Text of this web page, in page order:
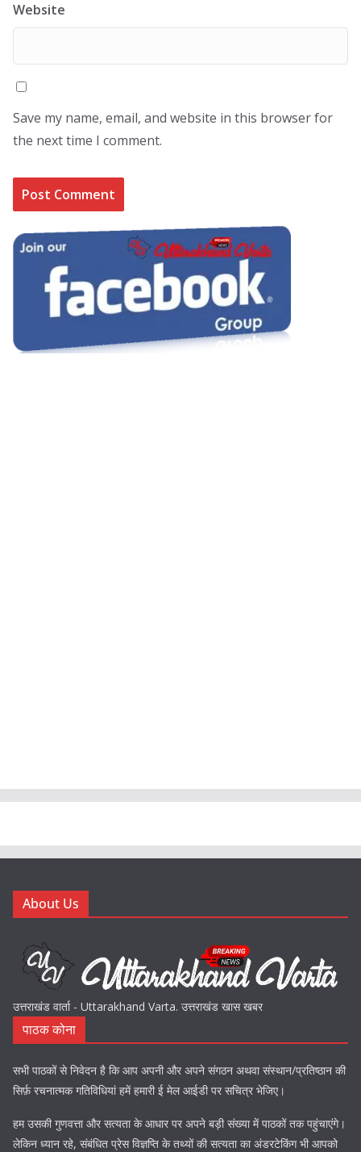
Website
Save my name, email, and website in this browser for
the next time I comment.
About Us
उत्तराखंड वार्ता - Uttarakhand Varta. उत्तराखंड खास खबर
पाठक कोना
सभी पाठकों से निवेदन है कि आप अपनी और अपने संगठन अथवा संस्थान/प्रतिष्ठान की
सिर्फ़ रचनात्मक गतिविधियां हमें हमारी ई मेल आईडी पर सचित्र भेजिए।
हम उसकी गुणवत्ता और सत्यता के आधार पर अपने बड़ी संख्या में पाठकों तक पहुंचाएंगे।
लेकिन ध्यान रहे, संबंधित प्रेस विज्ञप्ति के तथ्यों की सत्यता का अंडरटेकिंग भी आपको